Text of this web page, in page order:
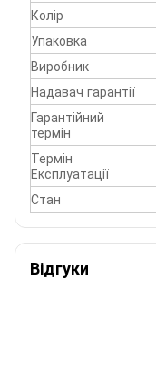
Колір
Упаковка
Виробник
Надавач гарантії
Гарантійний
термін
Термін
Експлуатації
Стан
Відгуки